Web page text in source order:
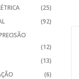
(25)
(92)
(12)
(13)
(6)